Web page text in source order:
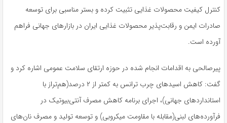
کنترل کیفیت محصولات غذایی تثبیت کرده و بستر مناسبی برای توسعه
صادرات ایمن و رقابت‌پذیر محصولات غذایی ایران در بازارهای جهانی فراهم
آورده است.
پیرصالحی به اقدامات انجام‌ شده در حوزه ارتقای سلامت عمومی اشاره کرد و
گفت: کاهش اسیدهای چرب ترانس به کمتر از ۲ درصد(هم‌تراز با
استانداردهای جهانی)، اجرای برنامه کاهش مصرف آنتی‌بیوتیک در
فرآورده‌های لبنی(مقابله با مقاومت میکروبی) و توسعه تولید و مصرف نان‌های